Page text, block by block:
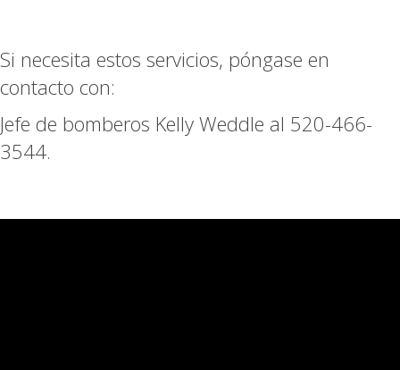
Si necesita estos servicios, póngase en
contacto con:
Jefe de bomberos Kelly Weddle al 520-466-
3544.